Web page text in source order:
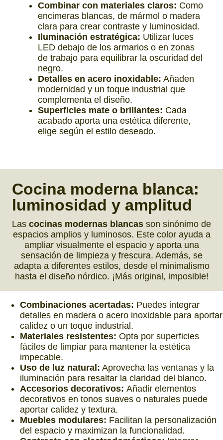
Combinar con materiales claros: Como
encimeras blancas, de mármol o madera
clara para crear contraste y luminosidad.
Iluminación estratégica: Utilizar luces
LED debajo de los armarios o en zonas
de trabajo para equilibrar la oscuridad del
negro.
Detalles en acero inoxidable: Añaden
modernidad y un toque industrial que
complementa el diseño.
Superficies mate o brillantes: Cada
acabado aporta una estética diferente,
elige según el estilo deseado.
Cocina moderna blanca:
luminosidad y amplitud
Las cocinas modernas blancas son sinónimo de
espacios amplios y luminosos. Este color ayuda a
ampliar visualmente el espacio y aporta una
sensación de limpieza y frescura. Además, se
adapta a diferentes estilos, desde el minimalismo
hasta el diseño nórdico. ¡Más original, imposible!
Combinaciones acertadas: Puedes integrar
detalles en madera o acero inoxidable para aportar
calidez o un toque industrial.
Materiales resistentes: Opta por superficies
fáciles de limpiar para mantener la estética
impecable.
Uso de luz natural: Aprovecha las ventanas y la
iluminación para resaltar la claridad del blanco.
Accesorios decorativos: Añadir elementos
decorativos en tonos suaves o naturales puede
aportar calidez y textura.
Muebles modulares: Facilitan la personalización
del espacio y maximizan la funcionalidad.